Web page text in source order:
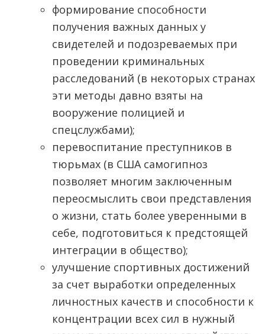
формирование способности
получения важных данных у
свидетелей и подозреваемых при
проведении криминальных
расследований (в некоторых странах
эти методы давно взяты на
вооружение полицией и
спецслужбами);
перевоспитание преступников в
тюрьмах (в США самогипноз
позволяет многим заключенным
переосмыслить свои представления
о жизни, стать более уверенными в
себе, подготовиться к предстоящей
интеграции в общество);
улучшение спортивных достижений
за счет выработки определенных
личностных качеств и способности к
концентрации всех сил в нужный